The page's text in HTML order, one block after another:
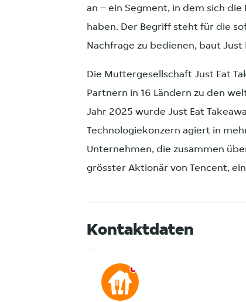
an – ein Segment, in dem sich
haben. Der Begriff steht für die
Nachfrage zu bedienen, baut
Die Muttergesellschaft Just Eat
Partnern in 16 Ländern zu den
Jahr 2025 wurde Just Eat
Technologiekonzern agiert in
Unternehmen, die zusammen
grösster Aktionär von Tencent,
Kontaktdaten